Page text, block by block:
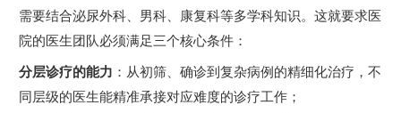
需要结合泌尿外科、男科、康复科等多学科知识。这就要求医
院的医生团队必须满足三个核心条件：
分层诊疗的能力 ：从初筛、确诊到复杂病例的精细化治疗，不
同层级的医生能精准承接对应难度的诊疗工作；